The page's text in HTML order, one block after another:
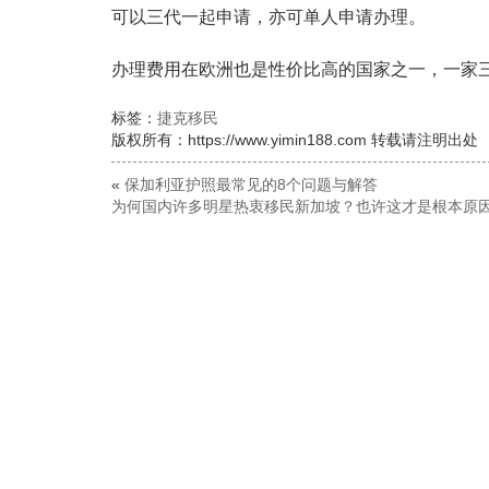
可以三代一起申请，亦可单人申请办理。
办理费用在欧洲也是性价比高的国家之一，一家
标签： 捷克移民
版权所有：https://www.yimin188.com 转载请注明出处
« 保加利亚护照最常见的8个问题与解答
为何国内许多明星热衷移民新加坡？也许这才是根本原